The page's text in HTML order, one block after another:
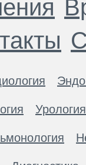
Урология